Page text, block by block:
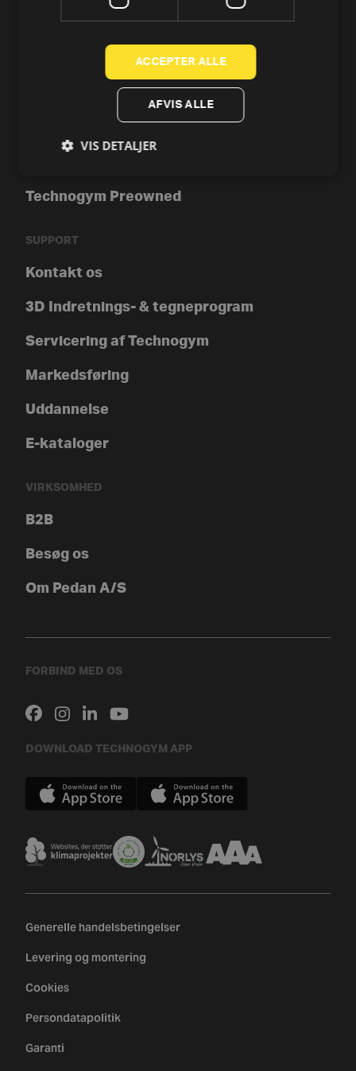
Crosstrainer og elliptical
Technogym Preowned
SUPPORT
Kontakt os
3D Indretnings- & tegneprogram
Servicering af Technogym
Markedsføring
Uddannelse
E-kataloger
VIRKSOMHED
B2B
Besøg os
Om Pedan A/S
FORBIND MED OS
DOWNLOAD TECHNOGYM APP
Generelle handelsbetingelser
Levering og montering
Cookies
Persondatapolitik
Garanti
ACCEPTER ALLE
AFVIS ALLE
VIS DETALJER